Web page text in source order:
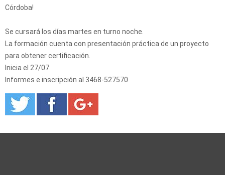
Córdoba!
Se cursará los días martes en turno noche.
La formación cuenta con presentación práctica de un proyecto
para obtener certificación.
Inicia el 27/07
Informes e inscripción al 3468-527570